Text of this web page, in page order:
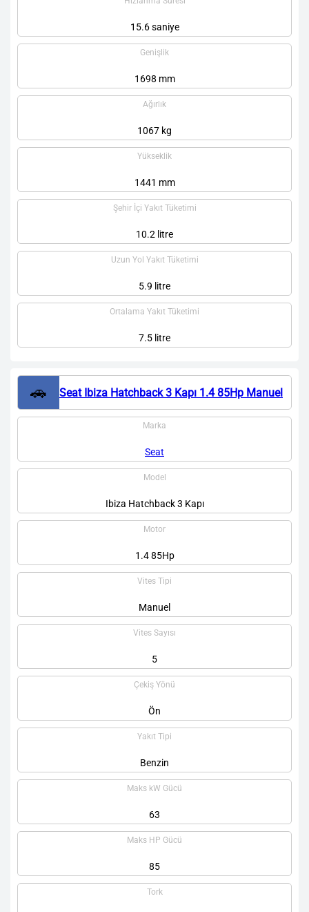
15.6 saniye
Genişlik
1698 mm
Ağırlık
1067 kg
Yükseklik
1441 mm
Şehir İçi Yakıt Tüketimi
10.2 litre
Uzun Yol Yakıt Tüketimi
5.9 litre
Ortalama Yakıt Tüketimi
7.5 litre
🚗 Seat Ibiza Hatchback 3 Kapı 1.4 85Hp Manuel
Marka
Seat
Model
Ibiza Hatchback 3 Kapı
Motor
1.4 85Hp
Vites Tipi
Manuel
Vites Sayısı
5
Çekiş Yönü
Ön
Yakıt Tipi
Benzin
Maks kW Gücü
63
Maks HP Gücü
85
Tork